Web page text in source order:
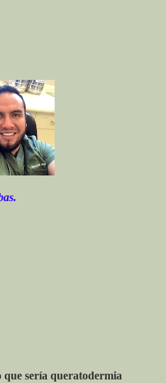
sería queratodermia